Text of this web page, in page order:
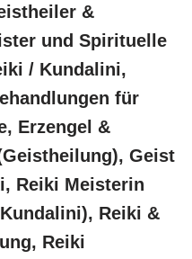
&
und Spirituelle
/ Kundalini,
für
Erzengel &
Geist
Reiki Meisterin
Reiki &
Reiki